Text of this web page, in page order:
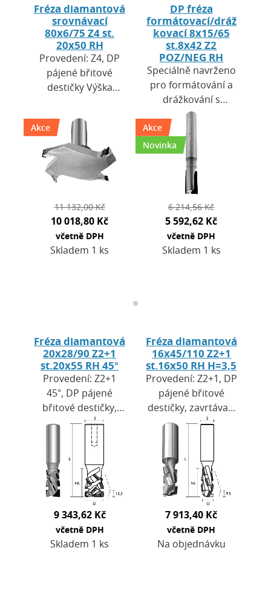
Fréza diamantová
srovnávací
80x6/75 Z4 st.
20x50 RH
Provedení: Z4, DP
pájené břitové
destičky Výška
mm. Použití: pro
CNC obráběcí
centra a horní
frézky. …
Akce
11 132,00 Kč
10 018,80 Kč
včetně DPH
Skladem 1 ks
DP fréza
formátovací/dráž
kovací 8x15/65
st.8x42 Z2
POZ/NEG RH
Speciálně navrženo
pro formátování a
drážkování s
oboustranně čistou
řeznou hranou.
HW tělo s vysokou
mechanickou
odolností. …
Akce
Novinka
6 214,56 Kč
5 592,62 Kč
včetně DPH
Skladem 1 ks
Fréza diamantová
20x28/90 Z2+1
st.20x55 RH 45°
Provedení: Z2+1
45°, DP pájené
břitové destičky,
zavrtávací břit DP.
Výška destiček H =
CNC obráběcí…
9 343,62 Kč
včetně DPH
Skladem 1 ks
Fréza diamantová
16x45/110 Z2+1
st.16x50 RH H=3,5
Provedení: Z2+1, DP
pájené břitové
destičky, zavrtávací
břit DP. Výška
mm. Použití: pro
CNC obráběcí
centra a…
7 913,40 Kč
včetně DPH
Na objednávku